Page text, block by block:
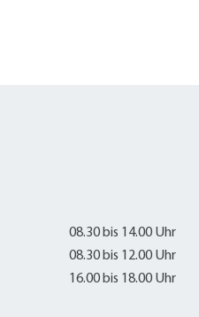
08.30 bis 14.00 Uhr
08.30 bis 12.00 Uhr
16.00 bis 18.00 Uhr